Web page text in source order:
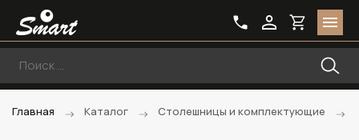
Главная Каталог Столешницы и комплектующие